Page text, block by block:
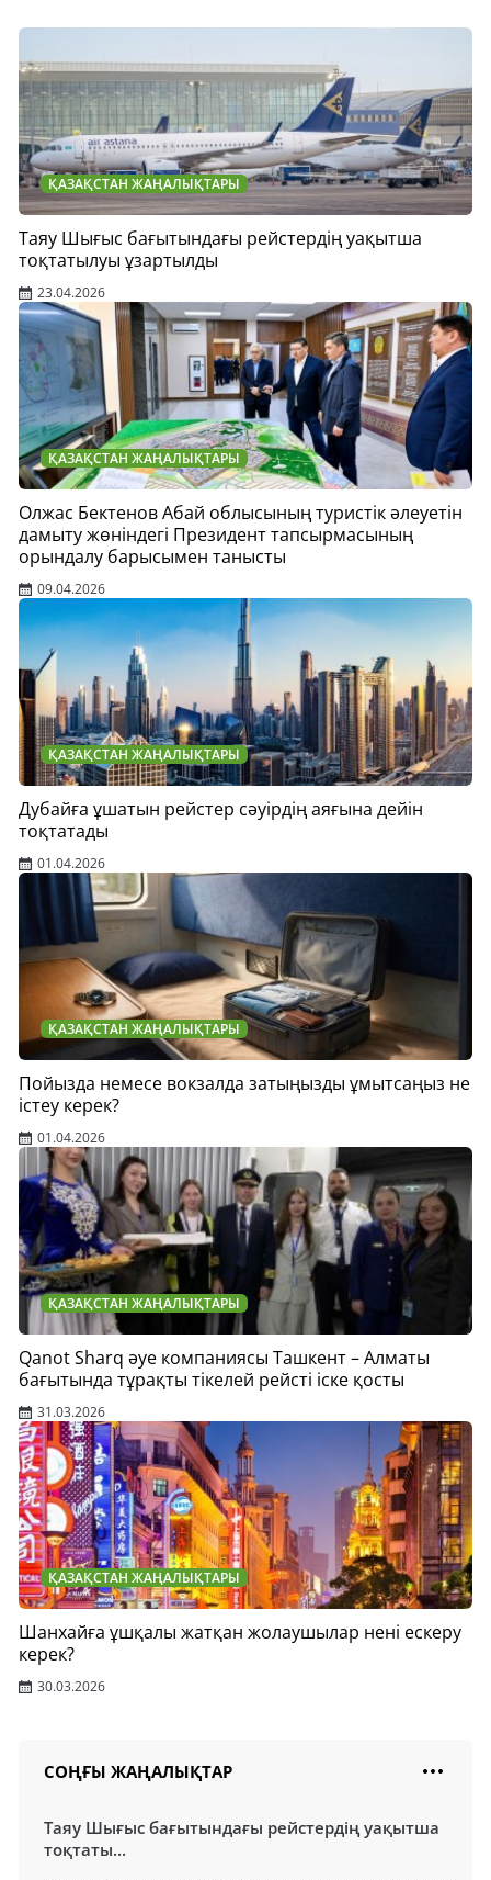
ҚАЗАҚСТАН ЖАҢАЛЫҚТАРЫ
Таяу Шығыс бағытындағы рейстердің уақытша
тоқтатылуы ұзартылды
23.04.2026
ҚАЗАҚСТАН ЖАҢАЛЫҚТАРЫ
Олжас Бектенов Абай облысының туристік әлеуетін
дамыту жөніндегі Президент тапсырмасының
орындалу барысымен танысты
09.04.2026
ҚАЗАҚСТАН ЖАҢАЛЫҚТАРЫ
Дубайға ұшатын рейстер сәуірдің аяғына дейін
тоқтатады
01.04.2026
ҚАЗАҚСТАН ЖАҢАЛЫҚТАРЫ
Пойызда немесе вокзалда затыңызды ұмытсаңыз не
істеу керек?
01.04.2026
ҚАЗАҚСТАН ЖАҢАЛЫҚТАРЫ
Qanot Sharq әуе компаниясы Ташкент – Алматы
бағытында тұрақты тікелей рейсті іске қосты
31.03.2026
ҚАЗАҚСТАН ЖАҢАЛЫҚТАРЫ
Шанхайға ұшқалы жатқан жолаушылар нені ескеру
керек?
30.03.2026
СОҢҒЫ ЖАҢАЛЫҚТАР
Таяу Шығыс бағытындағы рейстердің уақытша
тоқтаты...